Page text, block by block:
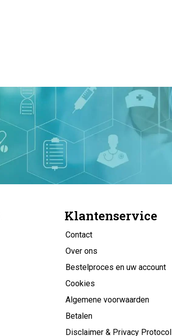
Klantenservice
Contact
Over ons
Bestelproces en uw account
Cookies
Algemene voorwaarden
Betalen
Disclaimer & Privacy Protocol